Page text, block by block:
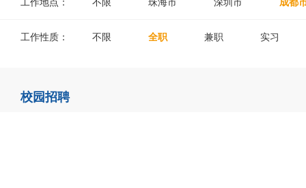
工作性质： 不限 全职 兼职 实习
校园招聘